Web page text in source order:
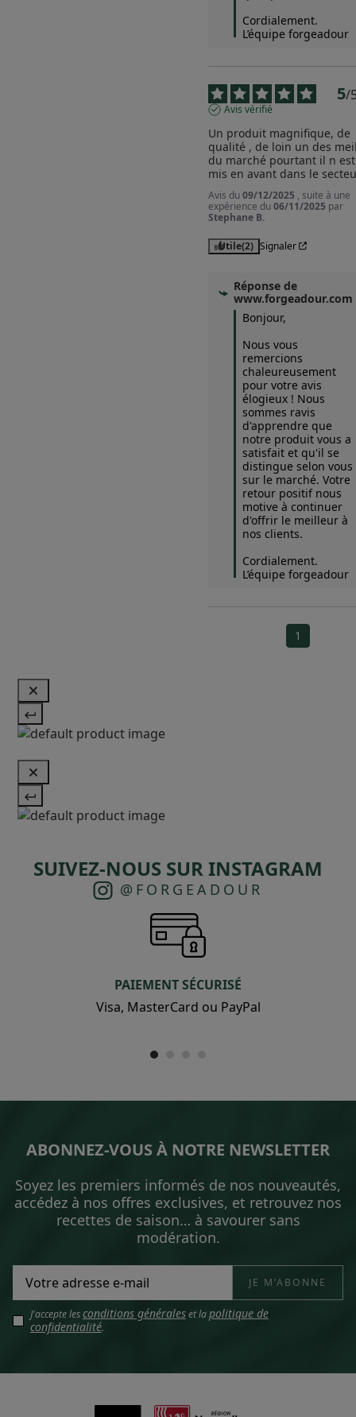
Cordialement.
L’équipe forgeadour
5/
Avis vérifié
Un produit magnifique, de
qualité , de loin un des
du marché pourtant il n
mis en avant dans le
Avis du09/12/2025 , suite à une
expérience du06/11/2025 par
Stephane B.
Utile(2) Signaler
Réponse de
www.forgeadour.com
Bonjour,
Nous vous
remercions
chaleureusement
pour votre avis
élogieux ! Nous
sommes ravis
d'apprendre que
notre produit vous a
satisfait et qu'il se
distingue selon vous
sur le marché. Votre
retour positif nous
motive à continuer
d'offrir le meilleur à
nos clients.
Cordialement.
L’équipe forgeadour
1
SUIVEZ-NOUS SUR INSTAGRAM
@FORGEADOUR
PAIEMENT SÉCURISÉ
Visa, MasterCard ou PayPal
ABONNEZ-VOUS À NOTRE NEWSLETTER
Soyez les premiers informés de nos nouveautés,
accédez à nos offres exclusives, et retrouvez nos
recettes de saison… à savourer sans
modération.
J'accepte lesconditions généraleset lapolitique de
confidentialité.